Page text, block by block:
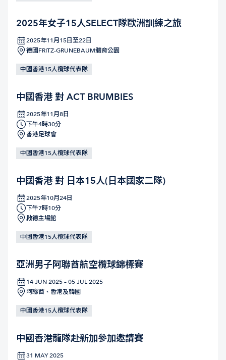
2025年女子15人SELECT隊歐洲訓練之旅
2025年11月15日至22日
德國FRITZ-GRUNEBAUM體育公園
中國香港15人欖球代表隊
中國香港 對 ACT BRUMBIES
2025年11月8日
下午4時30分
香港足球會
中國香港15人欖球代表隊
中國香港 對 日本15人(日本國家二隊)
2025年10月24日
下午7時10分
啟德主場館
中國香港15人欖球代表隊
亞洲男子阿聯酋航空欖球錦標賽
14 JUN 2025 – 05 JUL 2025
阿聯酋、香港及韓國
中國香港15人欖球代表隊
中國香港龍隊赴新加參加邀請賽
31 MAY 2025